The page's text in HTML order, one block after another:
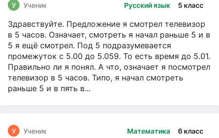
Русский язык 5 класс
У Ученик
Здравствуйте. Предложение я смотрел телевизор
в 5 часов. Означает, смотреть я начал раньше 5 и в
5 я ещё смотрел. Под 5 подразумевается
промежуток с 5.00 до 5.059. То есть время до 5.01.
Правильно ли я понял. А что, означает я посмотрел
телевизор в 5 часов. Типо, я начал смотреть
раньше 5 и в пять в...
Математика 6 класс
У Ученик